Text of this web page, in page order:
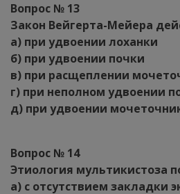
Вопрос № 13
Закон Вейгерта-Мейера
а) при удвоении лоханки
б) при удвоении почки
в) при расщеплении
г) при неполном удвоении
д) при удвоении
Вопрос № 14
Этиология мультикистоза
а) с отсутствием закладки